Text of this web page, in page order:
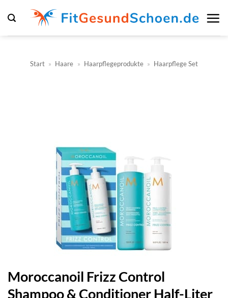
Inhalt
springen
Start » Haare » Haarpflegeprodukte » Haarpflege Set
Moroccanoil Frizz Control
Shampoo & Conditioner Half-Liter